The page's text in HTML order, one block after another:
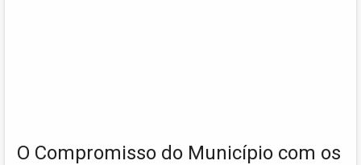
O Compromisso do Município com os